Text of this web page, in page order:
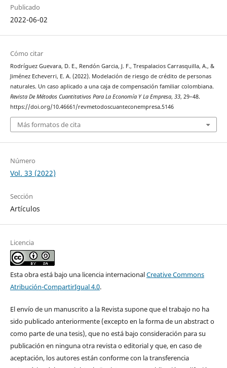
Publicado
2022-06-02
Cómo citar
Rodríguez Guevara, D. E., Rendón Garcia, J. F., Trespalacios Carrasquilla, A., &
Jiménez Echeverri, E. A. (2022). Modelación de riesgo de crédito de personas
naturales. Un caso aplicado a una caja de compensación familiar colombiana.
Revista De Métodos Cuantitativos Para La Economía Y La Empresa, 33, 29–48.
https://doi.org/10.46661/revmetodoscuanteconempresa.5146
Más formatos de cita
Número
Vol. 33 (2022)
Sección
Artículos
Licencia
Esta obra está bajo una licencia internacionalCreative Commons
Atribución-CompartirIgual 4.0.
El envío de un manuscrito a la Revista supone que el trabajo no ha
sido publicado anteriormente (excepto en la forma de un abstract o
como parte de una tesis), que no está bajo consideración para su
publicación en ninguna otra revista o editorial y que, en caso de
aceptación, los autores están conforme con la transferencia